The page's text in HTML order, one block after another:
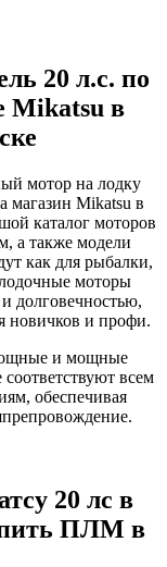
20 л.с. по
Mikatsu в
мотор на лодку
магазин Mikatsu в
каталог моторов
а также модели
как для рыбалки,
моторы
долговечностью,
новичков и профи.
и мощные
всем
обеспечивая
20 лс в
ПЛМ в